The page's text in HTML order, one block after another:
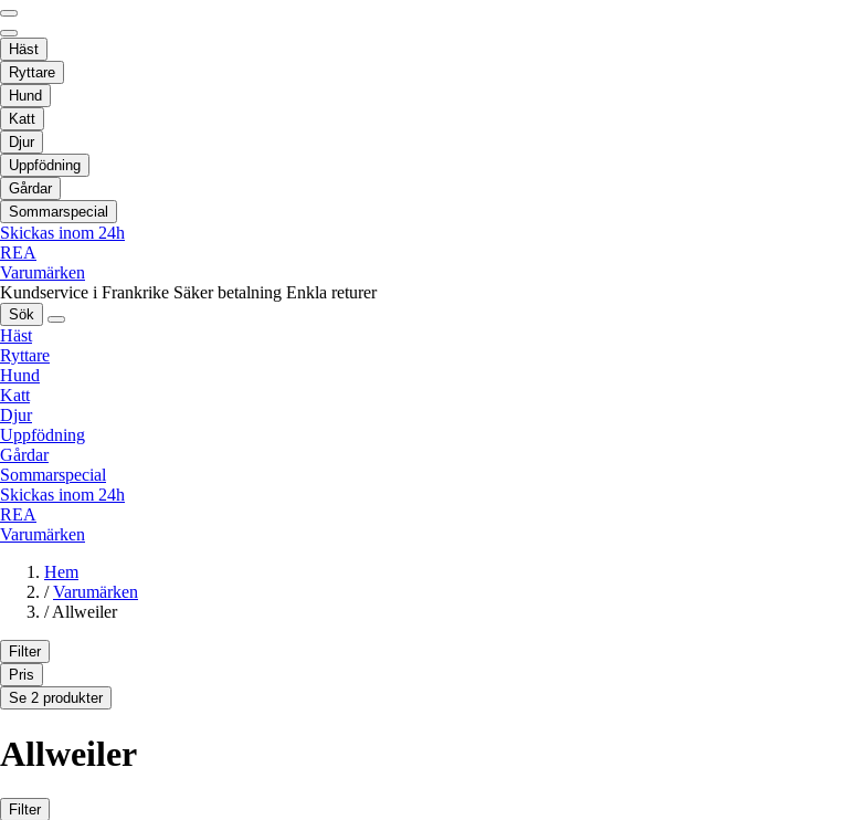
Häst
Ryttare
Hund
Katt
Djur
Uppfödning
Gårdar
Sommarspecial
Skickas inom 24h
REA
Varumärken
Kundservice i Frankrike Säker betalning Enkla returer
Sök
Häst
Ryttare
Hund
Katt
Djur
Uppfödning
Gårdar
Sommarspecial
Skickas inom 24h
REA
Varumärken
Hem
/ Varumärken
/ Allweiler
Filter
Pris
Se 2 produkter
Allweiler
Filter